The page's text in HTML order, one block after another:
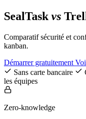
SealTask vs
Comparatif sécurité et
kanban.
Démarrer gratuitement
Sans carte bancaire
les équipes
Zero-knowledge